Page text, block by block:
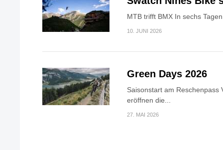
MTB trifft BMX In sechs
10. JUNI 2026
Green Days 2026
Saisonstart am Reschenpass
eröffnen die...
27. MAI 2026